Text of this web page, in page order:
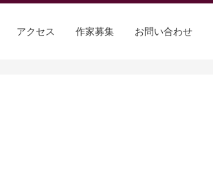
アクセス 作家募集 お問い合わせ